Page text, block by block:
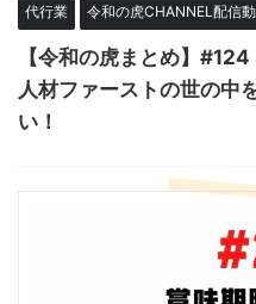
代行業 令和の虎CHANNEL配信
【令和の虎まとめ】
人材ファーストの世の中
い！